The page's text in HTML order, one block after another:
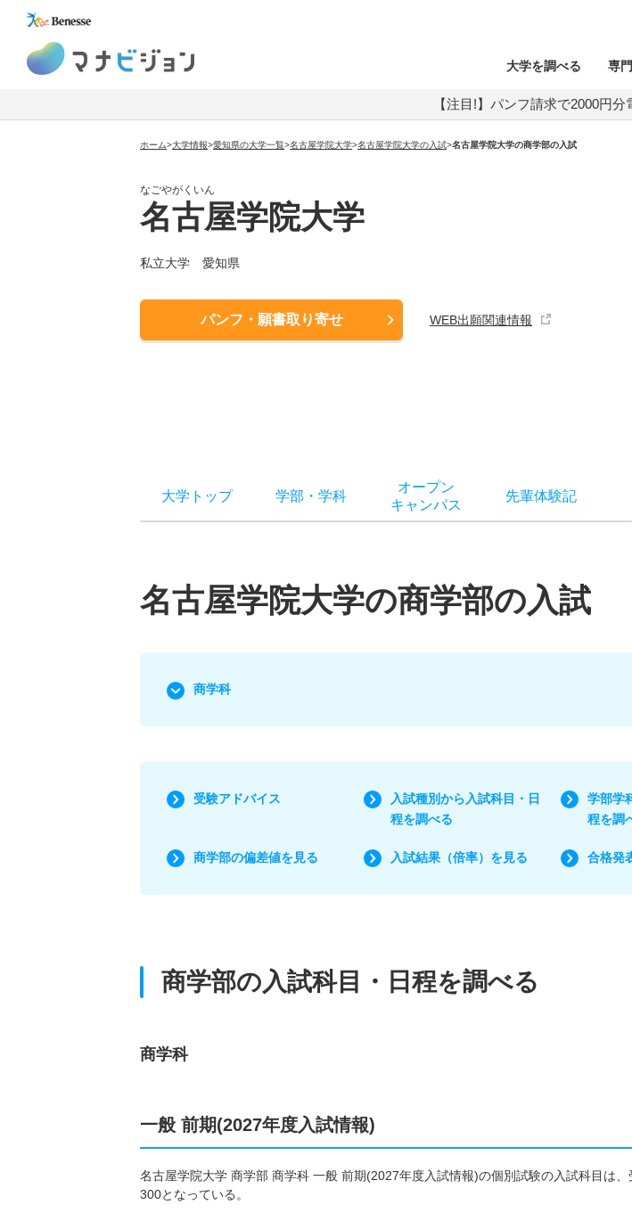
大学を調べる 専
【注目!】パンフ請求で2000円
ホーム>大学情報>愛知県の大学一覧>名古屋学院大学>名古屋学院大学の入試>名古屋学院大学の商学部の入試
なごやがくいん
名古屋学院大学
私立大学 愛知県
パンフ・願書取り寄せ WEB出願関連情報
大学トップ 学部 ・ 学科
オープン
キャンパス
先輩体験記
名古屋学院大学の商学部の入試
商学科
受験アドバイス
入試種別から入試科目・日
程を調べる
学部学
程を調
商学部の偏差値を見る 入試結果（倍率）を見る 合格発
商学部の入試科目・日程を調べる
商学科
一般 前期(2027年度入試情報)
名古屋学院大学 商学部 商学科 一般 前期(2027年度入試情報)の個別試験の入試科目は
300となっている。